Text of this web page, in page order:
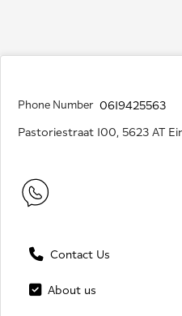
Phone Number 0619425563
Pastoriestraat 100, 5623 AT
Contact Us
About us